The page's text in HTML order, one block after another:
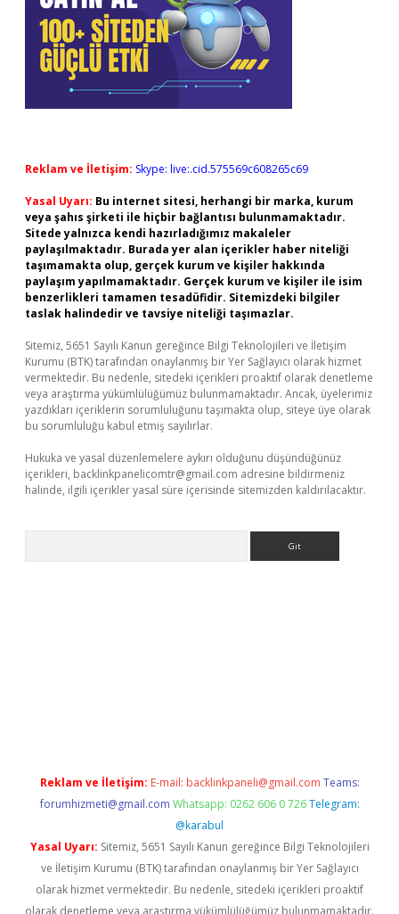
Reklam ve İletişim: Skype: live:.cid.575569c608265c69
Yasal Uyarı: Bu internet sitesi, herhangi bir marka, kurum
veya şahıs şirketi ile hiçbir bağlantısı bulunmamaktadır.
Sitede yalnızca kendi hazırladığımız makaleler
paylaşılmaktadır. Burada yer alan içerikler haber niteliği
taşımamakta olup, gerçek kurum ve kişiler hakkında
paylaşım yapılmamaktadır. Gerçek kurum ve kişiler ile isim
benzerlikleri tamamen tesadüfidir. Sitemizdeki bilgiler
taslak halindedir ve tavsiye niteliği taşımazlar.
Sitemiz, 5651 Sayılı Kanun gereğince Bilgi Teknolojileri ve İletişim
Kurumu (BTK) tarafından onaylanmış bir Yer Sağlayıcı olarak hizmet
vermektedir. Bu nedenle, sitedeki içerikleri proaktif olarak denetleme
veya araştırma yükümlülüğümüz bulunmamaktadır. Ancak, üyelerimiz
yazdıkları içeriklerin sorumluluğunu taşımakta olup, siteye üye olarak
bu sorumluluğu kabul etmiş sayılırlar.
Hukuka ve yasal düzenlemelere aykırı olduğunu düşündüğünüz
içerikleri, backlinkpanelicomtr@gmail.com adresine bildirmeniz
halinde, ilgili içerikler yasal süre içerisinde sitemizden kaldırılacaktır.
Reklam ve İletişim: E-mail: backlinkpaneli@gmail.com Teams:
forumhizmeti@gmail.com Whatsapp: 0262 606 0 726 Telegram:
@karabul
Yasal Uyarı: Sitemiz, 5651 Sayılı Kanun gereğince Bilgi Teknolojileri
ve İletişim Kurumu (BTK) tarafından onaylanmış bir Yer Sağlayıcı
olarak hizmet vermektedir. Bu nedenle, sitedeki içerikleri proaktif
olarak denetleme veya araştırma yükümlülüğümüz bulunmamaktadır.